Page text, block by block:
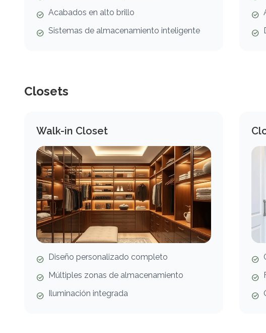
Acabados en alto brillo
Sistemas de almacenamiento inteligente
Closets
Walk-in Closet
Diseño personalizado completo
Múltiples zonas de almacenamiento
Iluminación integrada